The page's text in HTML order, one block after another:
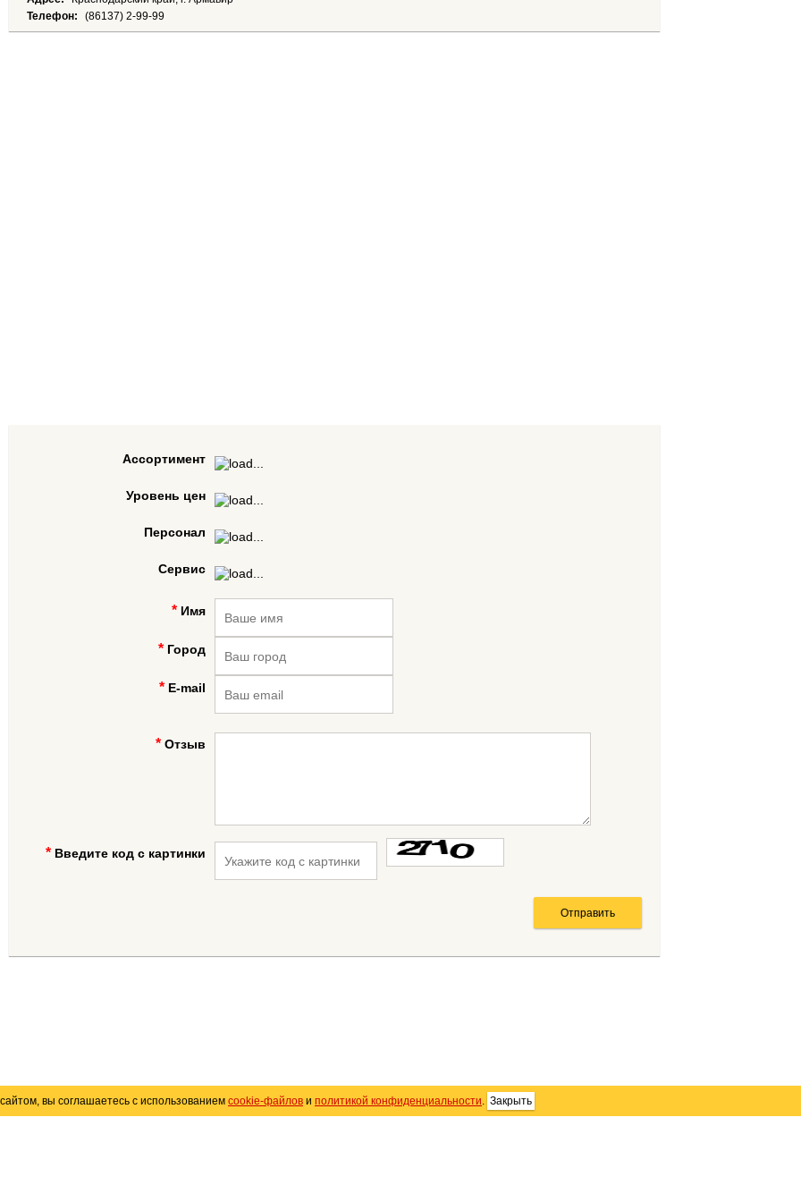
Телефон:
(86137) 2-99-99
Ассортимент
Уровень цен
Персонал
Сервис
Имя
Город
E-mail
Отзыв
Введите код с картинки
вы соглашаетесь с использованием cookie-файлов и политикой конфиденциальности. Закрыть